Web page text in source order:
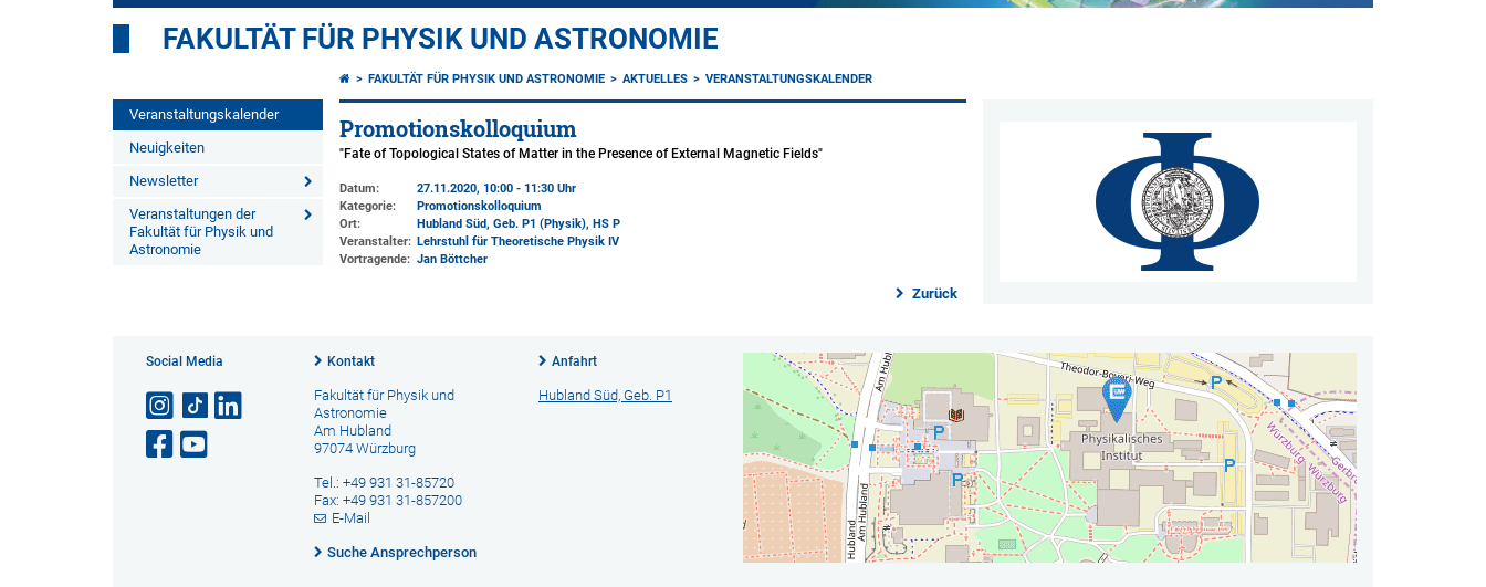
FAKULTÄT FÜR PHYSIK UND ASTRONOMIE
Veranstaltungskalender
Neuigkeiten
Newsletter
Veranstaltungen der
Fakultät für Physik und
Astronomie
FAKULTÄT FÜR PHYSIK UND ASTRONOMIE AKTUELLES VERANSTALTUNGSKALENDER
Promotionskolloquium
"Fate of Topological States of Matter in the Presence of External Magnetic Fields"
Datum:
27.11.2020, 10:00 - 11:30 Uhr
Kategorie:
Promotionskolloquium
Ort:
Hubland Süd, Geb. P1 (Physik), HS P
Veranstalter: Lehrstuhl für Theoretische Physik IV
Vortragende: Jan Böttcher
Zurück
Social Media Kontakt
Fakultät für Physik und
Astronomie
Am Hubland
97074 Würzburg
Tel.: +49 931 31-85720
Fax: +49 931 31-857200
E-Mail
Suche Ansprechperson
Anfahrt
Hubland Süd, Geb. P1